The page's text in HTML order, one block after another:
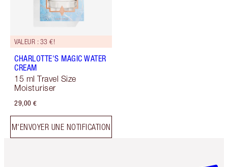
VALEUR : 33 €!
CHARLOTTE'S MAGIC WATER
CREAM
15 ml Travel Size
Moisturiser
29,00 €
M'ENVOYER UNE NOTIFICATION